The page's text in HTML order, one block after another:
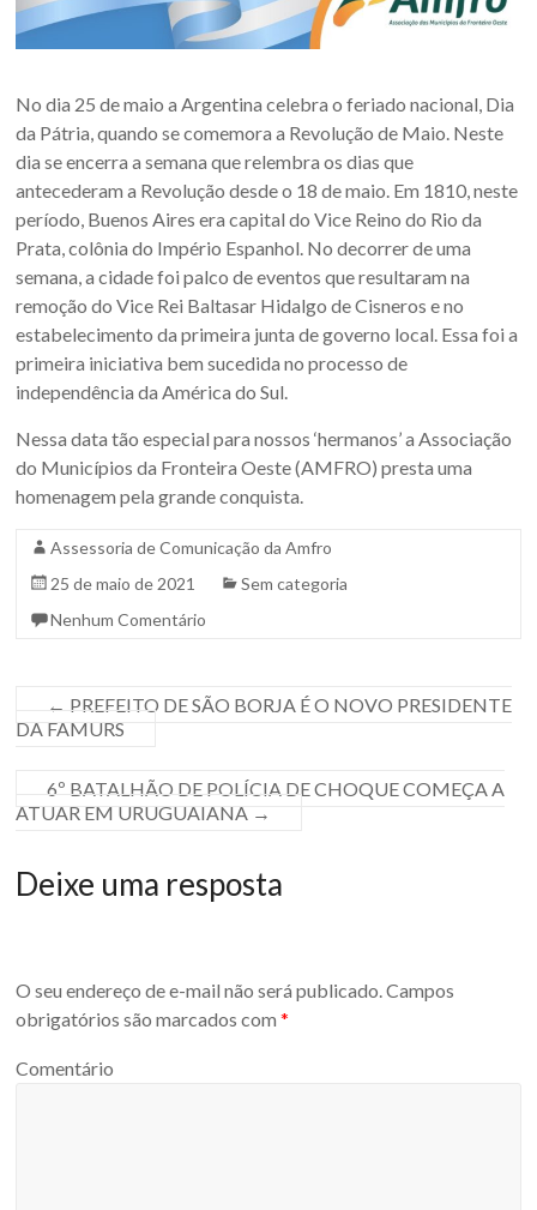
estado
do
Grande
do
Sul.
No dia 25 de maio a Argentina celebra o feriado nacional, Dia
da Pátria, quando se comemora a Revolução de Maio. Neste
dia se encerra a semana que relembra os dias que
antecederam a Revolução desde o 18 de maio. Em 1810, neste
período, Buenos Aires era capital do Vice Reino do Rio da
Prata, colônia do Império Espanhol. No decorrer de uma
semana, a cidade foi palco de eventos que resultaram na
remoção do Vice Rei Baltasar Hidalgo de Cisneros e no
estabelecimento da primeira junta de governo local. Essa foi a
primeira iniciativa bem sucedida no processo de
independência da América do Sul.
Nessa data tão especial para nossos ‘hermanos’ a Associação
do Municípios da Fronteira Oeste (AMFRO) presta uma
homenagem pela grande conquista.
Assessoria de Comunicação da Amfro
25 de maio de 2021
Sem categoria
Nenhum Comentário
← PREFEITO DE SÃO BORJA É O NOVO PRESIDENTE
DA FAMURS
6º BATALHÃO DE POLÍCIA DE CHOQUE COMEÇA A
ATUAR EM URUGUAIANA →
Deixe uma resposta
O seu endereço de e-mail não será publicado. Campos
obrigatórios são marcados com*
Comentário